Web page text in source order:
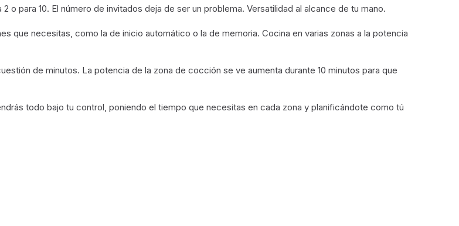
o para 10. El número de invitados deja de ser un problema. Versatilidad al alcance de tu mano.
que necesitas, como la de inicio automático o la de memoria. Cocina en varias zonas a la potencia
de minutos. La potencia de la zona de cocción se ve aumenta durante 10 minutos para que
todo bajo tu control, poniendo el tiempo que necesitas en cada zona y planificándote como tú